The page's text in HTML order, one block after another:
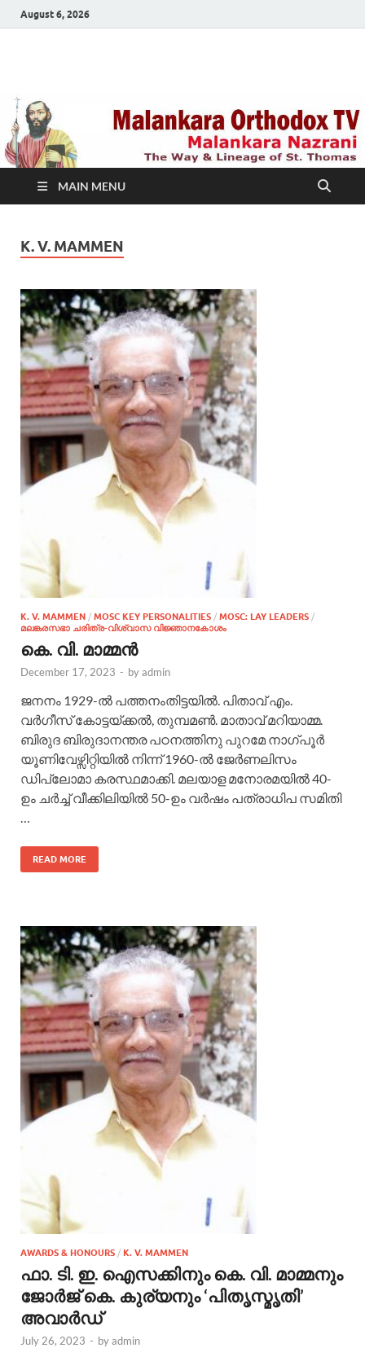
August 6, 2026
TV
MAIN MENU
K. V. MAMMEN
K. V. MAMMEN / MOSC KEY PERSONALITIES / MOSC: LAY LEADERS /
മലങ്കരസഭാ ചരിത്ര-വിശ്വാസ വിജ്ഞാനകോശം
കെ. വി. മാമ്മന്‍
December 17, 2023 - byadmin
ജനനം 1929-ല്‍ പത്തനംതിട്ടയില്‍. പിതാവ് എം.
വര്‍ഗീസ് കോട്ടയ്ക്കല്‍, തുമ്പമണ്‍. മാതാവ് മറിയാമ്മ.
ബിരുദ ബിരുദാനന്തര പഠനത്തിനു പുറമേ നാഗ്പൂര്‍
യൂണിവേഴ്സിറ്റിയില്‍ നിന്ന് 1960-ല്‍ ജേര്‍ണലിസം
ഡിപ്ലോമാ കരസ്ഥമാക്കി. മലയാള മനോരമയില്‍ 40-
ഉം ചര്‍ച്ച് വീക്കിലിയില്‍ 50-ഉം വര്‍ഷം പത്രാധിപ സമിതി
READ MORE
AWARDS & HONOURS / K. V. MAMMEN
ഫാ. ടി. ഇ. ഐസക്കിനും കെ. വി. മാമ്മനും
ജോര്‍ജ് കെ. കുര്യനും ‘പിതൃസ്മൃതി’
അവാര്‍ഡ്
July 26, 2023 - byadmin